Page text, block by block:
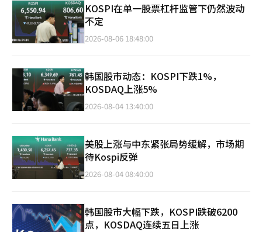
KOSPI在单一股票杠杆监管下仍然波动
不定
2026-08-06 18:48:00
韩国股市动态：KOSPI下跌1%，
KOSDAQ上涨5%
2026-08-04 13:40:00
美股上涨与中东紧张局势缓解，市场期
待Kospi反弹
2026-08-04 08:40:00
韩国股市大幅下跌，KOSPI跌破6200
点，KOSDAQ连续五日上涨